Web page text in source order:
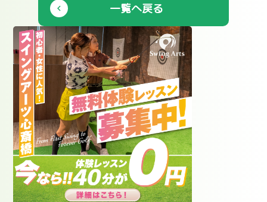
chevron_left 一覧へ戻る